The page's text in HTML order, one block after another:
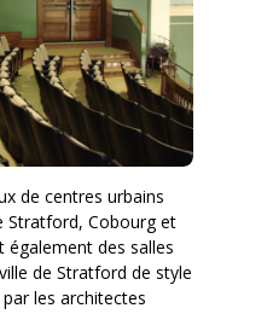
de centres urbains
Stratford, Cobourg et
également des salles
de Stratford de style
les architectes